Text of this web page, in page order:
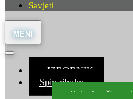
Savjeti
≡ IZBORNIK
Spin ribolov
Spinning štapovi